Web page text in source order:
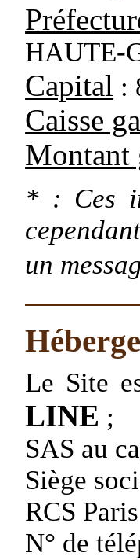
HAUTE-
Capital :
Caisse
Montant
* : Ces
un
Le Site
LINE ;
SAS au
Siège
RCS
N° de